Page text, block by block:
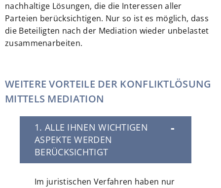
nachhaltige Lösungen, die die Interessen aller
Parteien berücksichtigen. Nur so ist es möglich, dass
die Beteiligten nach der Mediation wieder unbelastet
zusammenarbeiten.
WEITERE VORTEILE DER KONFLIKTLÖSUNG
MITTELS MEDIATION
1. ALLE IHNEN WICHTIGEN
ASPEKTE WERDEN
BERÜCKSICHTIGT
Im juristischen Verfahren haben nur